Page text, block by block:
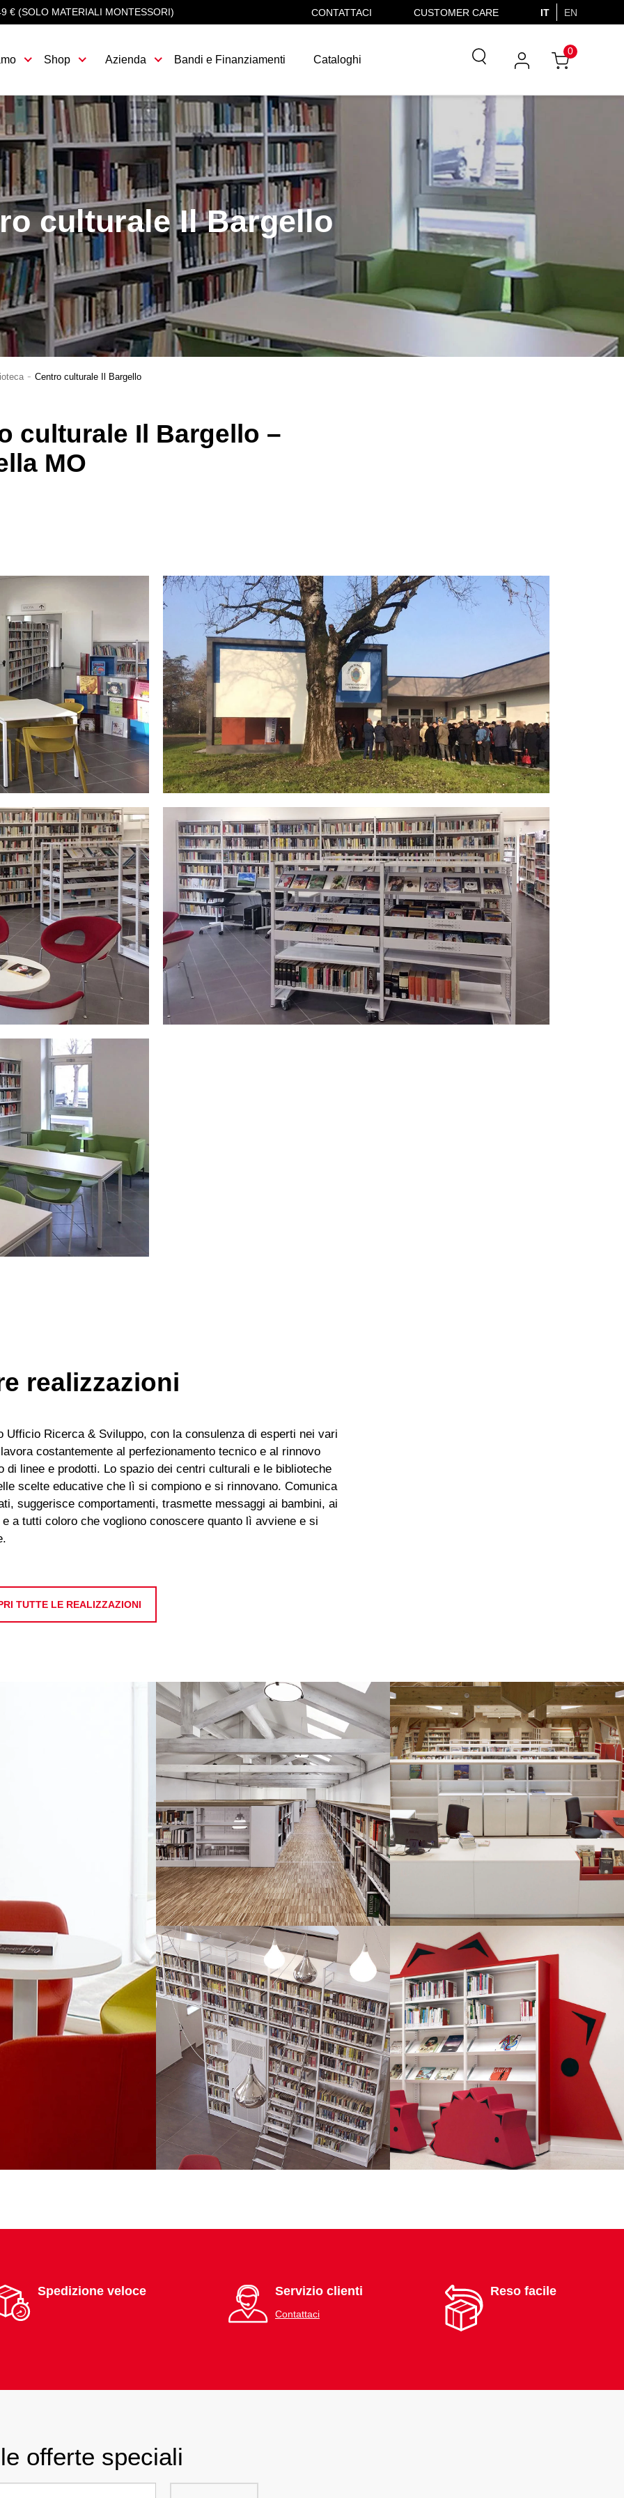
€ (SOLO MATERIALI MONTESSORI) CONTATTACI CUSTOMER CARE IT EN
Shop Azienda Bandi e Finanziamenti Cataloghi
0
culturale Il Bargello
- Centro culturale Il Bargello
culturale Il Bargello –
MO
realizzazioni
Ufficio Ricerca & Sviluppo, con la consulenza di esperti nei vari
costantemente al perfezionamento tecnico e al rinnovo
di linee e prodotti. Lo spazio dei centri culturali e le biblioteche
scelte educative che lì si compiono e si rinnovano. Comunica
suggerisce comportamenti, trasmette messaggi ai bambini, ai
a tutti coloro che vogliono conoscere quanto lì avviene e si
TUTTE LE REALIZZAZIONI
Spedizione veloce Servizio clienti
Contattaci
Reso facile
offerte speciali